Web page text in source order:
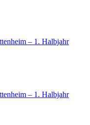
– 1. Halbjahr
– 1. Halbjahr